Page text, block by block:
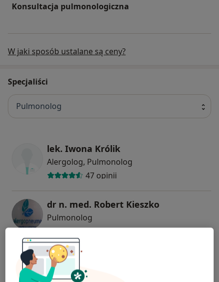
Konsultacja pulmonologiczna
W jaki sposób ustalane są ceny?
Specjaliści
Pulmonolog
lek. Iwona Królik
Alergolog, Pulmonolog
47 opinii
dr n. med. Robert Kieszko
Pulmonolog
25 opinii
lek. Zofia Bartnik
Alergolog, Pulmonolog, Pediatra